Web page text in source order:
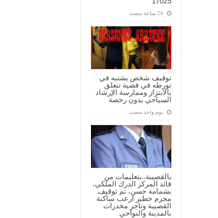
توقيف شخص يشتبه في
تورطه في قضية تتعلق
بالابتزاز وممارسة الإرشاد
السياحي بدون رخصة
‏يوم واحد مضت
بالقصيبة..بتعليمات من
قائد المركز الدرك الملكي،
بشمامة حسن، تم توقيف
مجرم خطير ارعب ساكنة
القصيبة وتاجر مخدرات
بالمدينة والنواحي